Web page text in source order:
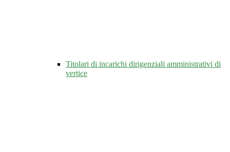
Titolari di incarichi dirigenziali amministrativi di
vertice